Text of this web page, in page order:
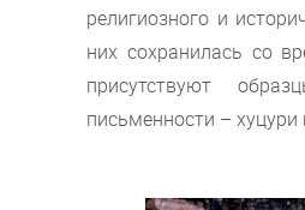
религиозного и
них сохранилась со
присутствуют
письменности – хуцури